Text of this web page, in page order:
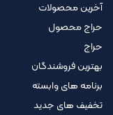
آخرین محصولات
حراج محصول
حراج
بهترین فروشندگان
برنامه های وابسته
تخفیف های جدید